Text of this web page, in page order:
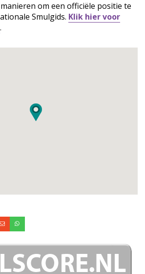
om een officiële positie te
Smulgids. Klik hier voor
.